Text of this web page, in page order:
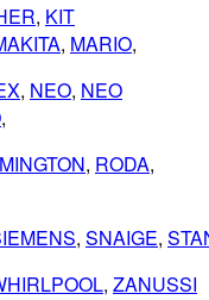
, KIT
, MARIO,
, NEO, NEO
,
, RODA,
, SNAIGE,
, ZANUSSI